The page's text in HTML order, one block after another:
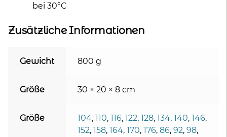
bei 30°C
Zusätzliche Informationen
Gewicht 800 g
Größe 30 × 20 × 8 cm
Größe 104, 110, 116, 122, 128, 134, 140, 146,
152, 158, 164, 170, 176, 86, 92, 98,